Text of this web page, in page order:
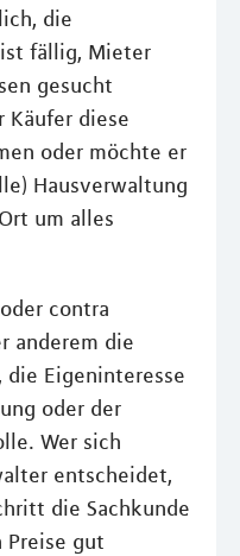
die
fällig, Mieter
gesucht
Käufer diese
oder möchte er
Hausverwaltung
um alles
contra
anderem die
Eigeninteresse
oder der
Wer sich
entscheidet,
die Sachkunde
Preise gut